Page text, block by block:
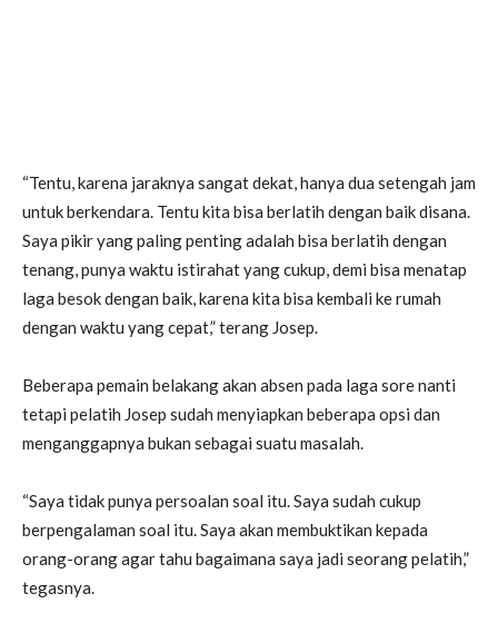
“Tentu, karena jaraknya sangat dekat, hanya dua setengah jam
untuk berkendara. Tentu kita bisa berlatih dengan baik disana.
Saya pikir yang paling penting adalah bisa berlatih dengan
tenang, punya waktu istirahat yang cukup, demi bisa menatap
laga besok dengan baik, karena kita bisa kembali ke rumah
dengan waktu yang cepat,” terang Josep.
Beberapa pemain belakang akan absen pada laga sore nanti
tetapi pelatih Josep sudah menyiapkan beberapa opsi dan
menganggapnya bukan sebagai suatu masalah.
“Saya tidak punya persoalan soal itu. Saya sudah cukup
berpengalaman soal itu. Saya akan membuktikan kepada
orang-orang agar tahu bagaimana saya jadi seorang pelatih,”
tegasnya.